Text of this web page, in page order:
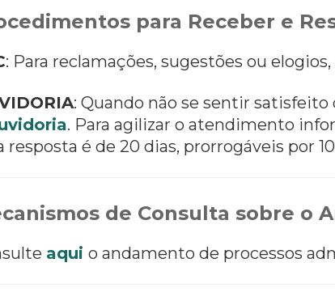
para Receber e
: Para reclamações, sugestões ou elogios,
: Quando não se sentir
. Para agilizar o atendimento
resposta é de 20 dias, prorrogáveis por
de Consulta sobre o
aqui o andamento de processos